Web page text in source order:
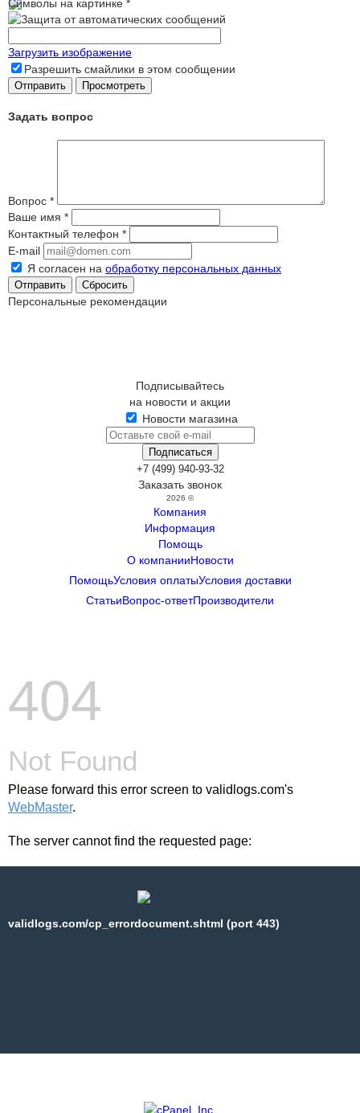
Символы на картинке *
Загрузить изображение
Разрешить смайлики в этом сообщении
Задать вопрос
Вопрос *
Ваше имя *
Контактный телефон *
E-mail
Я согласен на обработку персональных данных
Сбросить
Персональные рекомендации
Подписывайтесь
на новости и акции
Новости магазина
+7 (499) 940-93-32
Заказать звонок
2026 ©
Компания
Информация
Помощь
О компанииНовости
ПомощьУсловия оплатыУсловия доставки
СтатьиВопрос-ответПроизводители
404
Not Found
Please forward this error screen to validlogs.com's
WebMaster.
The server cannot find the requested page:
validlogs.com/cp_errordocument.shtml (port 443)